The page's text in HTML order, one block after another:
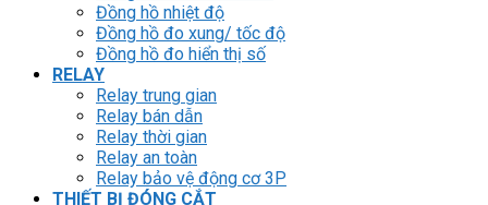
Đồng hồ nhiệt độ
Đồng hồ đo xung/ tốc độ
Đồng hồ đo hiển thị số
RELAY
Relay trung gian
Relay bán dẫn
Relay thời gian
Relay an toàn
Relay bảo vệ động cơ 3P
THIẾT BỊ ĐÓNG CẮT